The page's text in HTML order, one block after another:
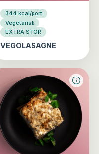
344 kcal/port
Vegetarisk
EXTRA STOR
VEGOLASAGNE